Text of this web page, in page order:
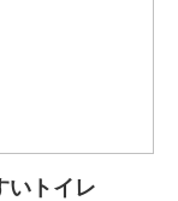
いトイレ